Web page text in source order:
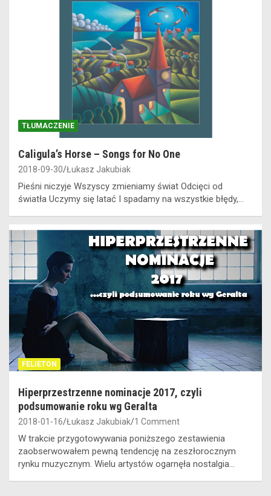
TŁUMACZENIE
Caligula’s Horse – Songs for No One
2018-09-30 Łukasz Jakubiak
Pieśni niczyje Wszyscy zmieniamy świat Odcięci od
światła Uczymy się latać I spadamy na wszystkie błędy,…
FELIETON
Hiperprzestrzenne nominacje 2017, czyli
podsumowanie roku wg Geralta
2018-01-16 Łukasz Jakubiak 1 Comment
W trakcie przygotowywania poniższego zestawienia
zaobserwowałem pewną tendencję na zeszłorocznym
rynku muzycznym. Wielu artystów ogarnęła nostalgia…